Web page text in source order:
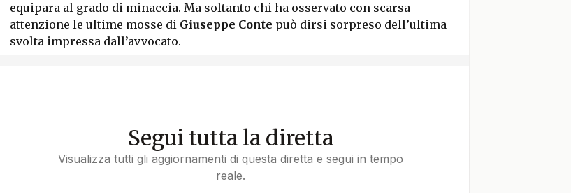
equipara al grado di minaccia. Ma soltanto chi ha osservato con scarsa
attenzione le ultime mosse di Giuseppe Conte può dirsi sorpreso dell’ultima
svolta impressa dall’avvocato.
Segui tutta la diretta
Visualizza tutti gli aggiornamenti di questa diretta e segui in tempo
reale.